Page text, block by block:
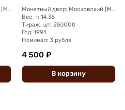
Монетный двор: Московский (ММД)
Монетный двор: Московский (ММД)
Вес, г: 14,35
Тираж, шт: 250000
Год: 1994
Номинал: 3 рубля
4 500 ₽
В корзину